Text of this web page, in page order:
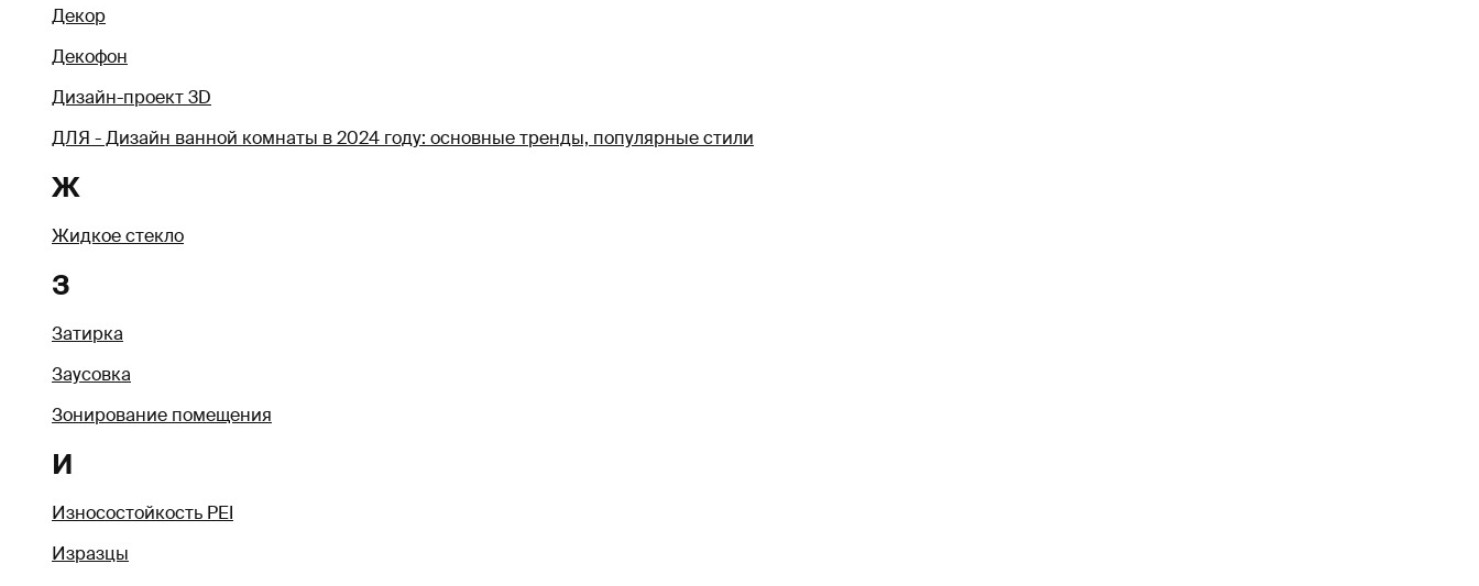
Декор
Декофон
Дизайн-проект 3D
ДЛЯ - Дизайн ванной комнаты в 2024 году: основные тренды, популярные стили
Ж
Жидкое стекло
З
Затирка
Заусовка
Зонирование помещения
И
Износостойкость PEI
Изразцы